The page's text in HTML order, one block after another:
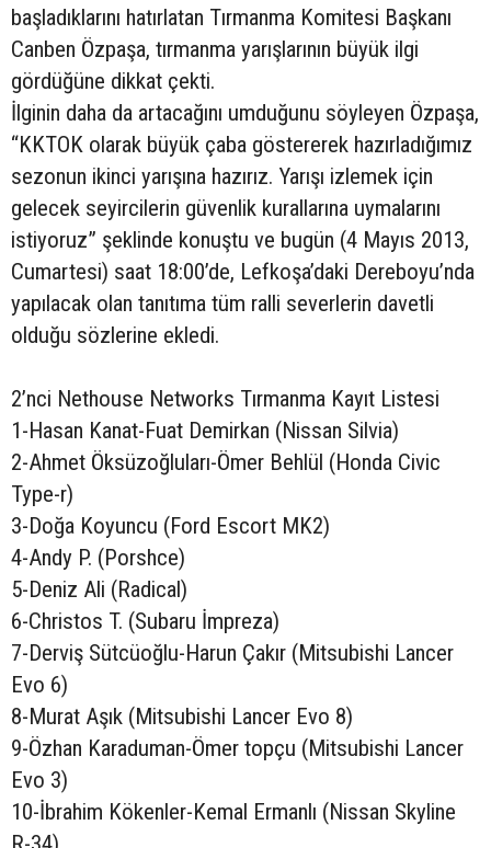
başladıklarını hatırlatan Tırmanma Komitesi Başkanı
Canben Özpaşa, tırmanma yarışlarının büyük ilgi
gördüğüne dikkat çekti.
İlginin daha da artacağını umduğunu söyleyen Özpaşa,
“KKTOK olarak büyük çaba göstererek hazırladığımız
sezonun ikinci yarışına hazırız. Yarışı izlemek için
gelecek seyircilerin güvenlik kurallarına uymalarını
istiyoruz” şeklinde konuştu ve bugün (4 Mayıs 2013,
Cumartesi) saat 18:00’de, Lefkoşa’daki Dereboyu’nda
yapılacak olan tanıtıma tüm ralli severlerin davetli
olduğu sözlerine ekledi.
2’nci Nethouse Networks Tırmanma Kayıt Listesi
1-Hasan Kanat-Fuat Demirkan (Nissan Silvia)
2-Ahmet Öksüzoğluları-Ömer Behlül (Honda Civic
Type-r)
3-Doğa Koyuncu (Ford Escort MK2)
4-Andy P. (Porshce)
5-Deniz Ali (Radical)
6-Christos T. (Subaru İmpreza)
7-Derviş Sütcüoğlu-Harun Çakır (Mitsubishi Lancer
Evo 6)
8-Murat Aşık (Mitsubishi Lancer Evo 8)
9-Özhan Karaduman-Ömer topçu (Mitsubishi Lancer
Evo 3)
10-İbrahim Kökenler-Kemal Ermanlı (Nissan Skyline